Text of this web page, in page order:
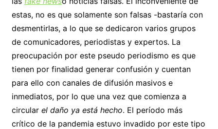
estas, no es que solamente son falsas -bastaría con
desmentirlas, a lo que se dedicaron varios grupos
de comunicadores, periodistas y expertos. La
preocupación por este pseudo periodismo es que
tienen por finalidad generar confusión y cuentan
para ello con canales de difusión masivos e
inmediatos, por lo que una vez que comienza a
circular el daño ya está hecho. El período más
crítico de la pandemia estuvo invadido por este tipo